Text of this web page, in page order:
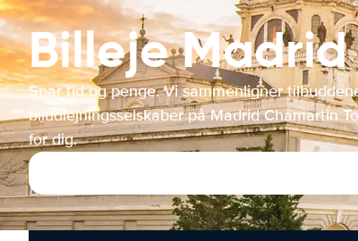
Billeje
Spar tid og penge. Vi sammenligner
biludlejningsselskaber på Madrid Chamartin
for dig.